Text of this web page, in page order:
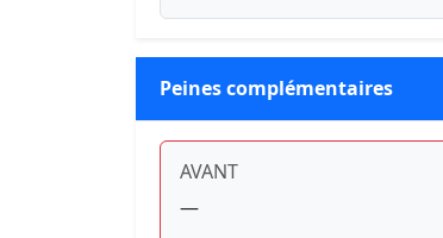
Peines complémentaires
AVANT
—